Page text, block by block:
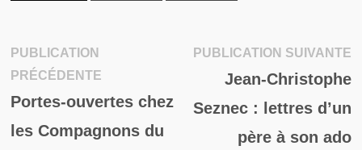
Navigation
de
l’article
PUBLICATION
PRÉCÉDENTEPublication
précédente :
Portes-ouvertes chez
les Compagnons du
PUBLICATION SUIVANTE
Jean-Christophe
Seznec : lettres d’un
père à son ado